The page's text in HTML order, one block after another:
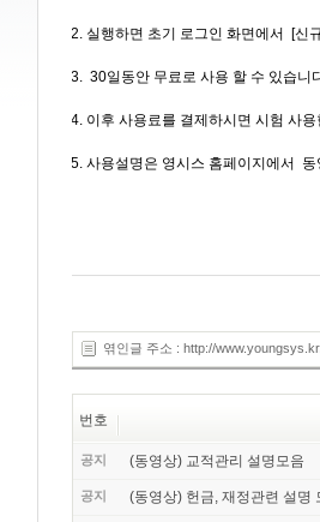
2. 실행하면 초기 로그인 화면에서 [신
3. 30일동안 무료로 사용 할 수 있습니
4. 이후 사용료를 결제하시면 시험 사
5. 사용설명은 영시스 홈페이지에서
엮인글 주소 : http://
번호
공지 (동영상) 교적관리 설명모음
공지 (동영상) 헌금, 재정관련 설명